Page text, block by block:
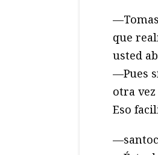
que
usted
—Pues
otra
Eso